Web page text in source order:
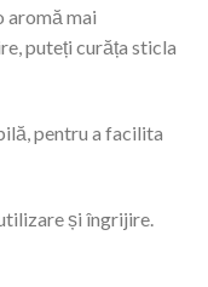
aromă mai
puteți curăța sticla
pentru a facilita
și îngrijire.